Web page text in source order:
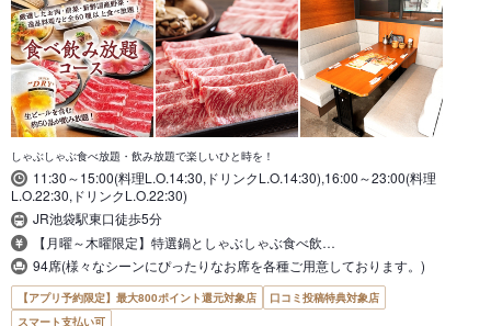
しゃぶしゃぶ食べ放題・飲み放題で楽しいひと時を！
11:30～15:00(料理L.O.14:30,ドリンクL.O.14:30),16:00～23:00(料理
L.O.22:30,ドリンクL.O.22:30)
JR池袋駅東口徒歩5分
【月曜～木曜限定】特選鍋としゃぶしゃぶ食べ飲…
94席(様々なシーンにぴったりなお席を各種ご用意しております。)
【アプリ予約限定】最大800ポイント還元対象店
口コミ投稿特典対象店
スマート支払い可